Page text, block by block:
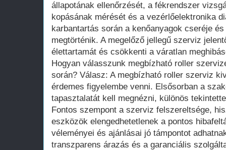
állapotának ellenőrzését, a fékrendszer
kopásának mérését és a vezérlőelektronika
karbantartás során a kenőanyagok cseréje
megtörténik. A megelőző jellegű szerviz
élettartamát és csökkenti a váratlan
Hogyan válasszunk megbízható roller
során? Válasz: A megbízható roller szerviz
érdemes figyelembe venni. Elsősorban a
tapasztalatát kell megnézni, különös
Fontos szempont a szerviz felszereltsége,
eszközök elengedhetetlenek a pontos
véleményei és ajánlásai jó támpontot
transzparens árazás és a garanciális